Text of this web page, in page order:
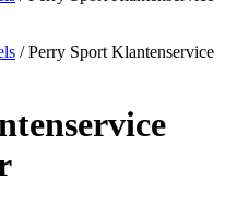
/Perry Sport Klantenservice